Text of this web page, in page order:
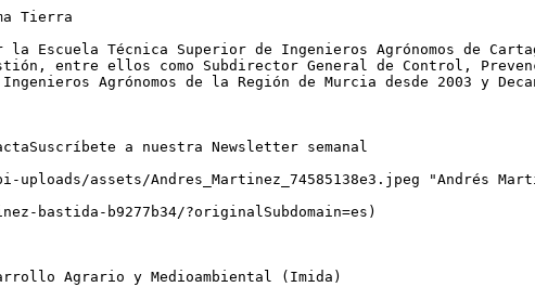
Tierra
Escuela Técnica Superior de Ingenieros Agrónomos de
entre ellos como Subdirector General de Control,
Agrónomos de la Región de Murcia desde 2003 y
a nuestra Newsletter semanal
assets/Andres_Martinez_74585138e3.jpeg "Andrés
b9277b34/?originalSubdomain=es)
Agrario y Medioambiental (Imida)